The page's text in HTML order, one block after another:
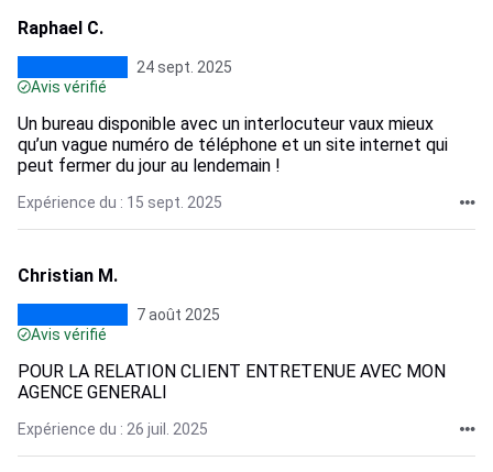
Raphael C.
24 sept. 2025
Avis vérifié
Un bureau disponible avec un interlocuteur vaux mieux
qu’un vague numéro de téléphone et un site internet qui
peut fermer du jour au lendemain !
Expérience du : 15 sept. 2025
Christian M.
7 août 2025
Avis vérifié
POUR LA RELATION CLIENT ENTRETENUE AVEC MON
AGENCE GENERALI
Expérience du : 26 juil. 2025